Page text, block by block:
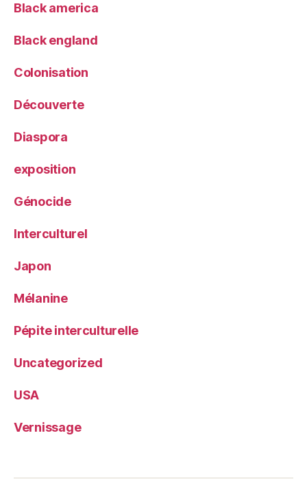
Black america
Black england
Colonisation
Découverte
Diaspora
exposition
Génocide
Interculturel
Japon
Mélanine
Pépite interculturelle
Uncategorized
USA
Vernissage